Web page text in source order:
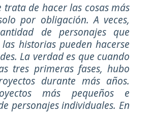
trata de hacer las cosas más
por obligación. A veces,
de personajes que
historias pueden hacerse
La verdad es que cuando
tres primeras fases, hubo
durante más años.
más pequeños e
personajes individuales. En